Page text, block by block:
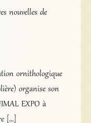
nouvelles de
ornithologique
organise son
EXPO à
[…]